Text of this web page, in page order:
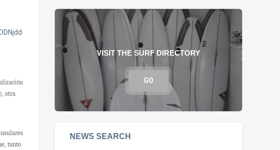
otra
tanto
VISIT THE SURF DIRECTORY
GO
NEWS SEARCH